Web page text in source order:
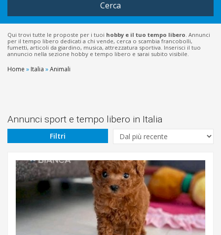
Cerca
Qui trovi tutte le proposte per i tuoi hobby e il tuo tempo libero. Annunci
per il tempo libero dedicati a chi vende, cerca o scambia francobolli,
fumetti, articoli da giardino, musica, attrezzatura sportiva. Inserisci il tuo
annuncio nella sezione hobby e tempo libero e sarai subito visibile.
€
A
Home » Italia »Animali
Annunci sport e tempo libero in Italia
Filtri